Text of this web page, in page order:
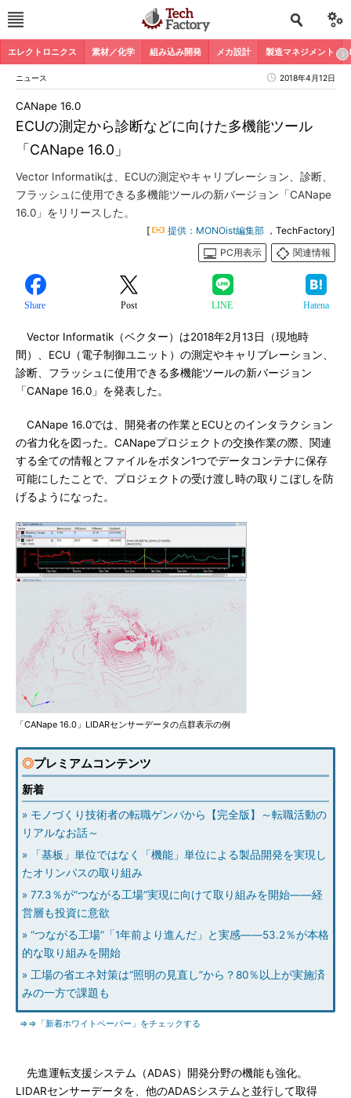
エレクトロニクス 素材／化学 組み込み開発 メカ設計 製造マネジメント
ニュース 2018年4月12日
ECUの測定から診断などに向けた多機能ツール
「CANape 16.0」
CANape 16.0
Vector Informatikは、ECUの測定やキャリブレーション、診断、
フラッシュに使用できる多機能ツールの新バージョン「CANape
16.0」をリリースした。
[ 提供：MONOist編集部 ，TechFactory]
PC用表示
関連情報
Share Post LINE Hatena
Vector Informatik（ベクター）は2018年2月13日（現地時
間）、ECU（電子制御ユニット）の測定やキャリブレーション、
診断、フラッシュに使用できる多機能ツールの新バージョン
「CANape 16.0」を発表した。
CANape 16.0では、開発者の作業とECUとのインタラクション
の省力化を図った。CANapeプロジェクトの交換作業の際、関連
する全ての情報とファイルをボタン1つでデータコンテナに保存
可能にしたことで、プロジェクトの受け渡し時の取りこぼしを防
げるようになった。
「CANape 16.0」LIDARセンサーデータの点群表示の例
◎プレミアムコンテンツ
新着
» モノづくり技術者の転職ゲンバから【完全版】～転職活動の
リアルなお話～
» 「基板」単位ではなく「機能」単位による製品開発を実現し
たオリンパスの取り組み
» 77.3％が“つながる工場”実現に向けて取り組みを開始――経
営層も投資に意欲
» “つながる工場”「1年前より進んだ」と実感――53.2％が本格
的な取り組みを開始
» 工場の省エネ対策は“照明の見直し”から？80％以上が実施済
みの一方で課題も
⇒⇒「新着ホワイトペーパー」をチェックする
先進運転支援システム（ADAS）開発分野の機能も強化。
LIDARセンサーデータを、他のADASシステムと並行して取得